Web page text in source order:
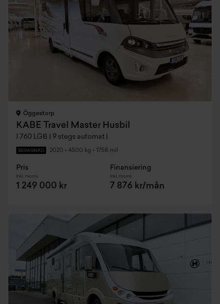
Öggestorp
KABE Travel Master Husbil
I 760 LGB | 9 stegs automat |
BEGAGNAD 2020 • 4500 kg • 1758 mil
Pris
Inkl. moms
1 249 000 kr
Finansiering
Inkl. moms
7 876 kr/mån